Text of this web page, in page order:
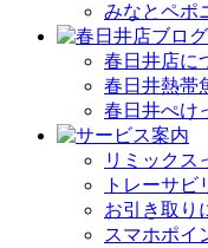
みなとペポ
春日井店に
春日井熱帯
春日井ぺけ
リミックス
トレーサビ
お引き取り
スマホポイ